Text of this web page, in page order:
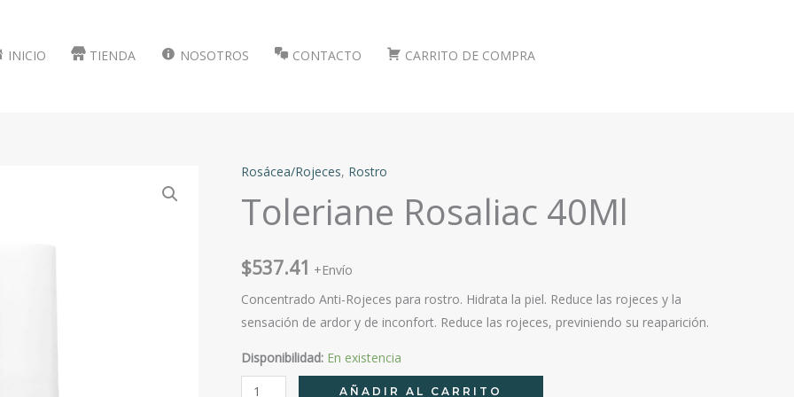
INICIO TIENDA NOSOTROS CONTACTO CARRITO DE COMPRA
Rosácea/Rojeces, Rostro
Toleriane Rosaliac 40Ml
$537.41 +Envío
Concentrado Anti-Rojeces para rostro. Hidrata la piel. Reduce las rojeces y la
sensación de ardor y de inconfort. Reduce las rojeces, previniendo su reaparición.
Disponibilidad: En existencia
Toleriane
AÑADIR AL CARRITO